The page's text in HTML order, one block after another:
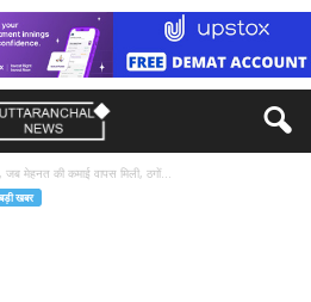
जब मेहनत की कमाई वापस मिली, ठगों...
बड़ी खबर